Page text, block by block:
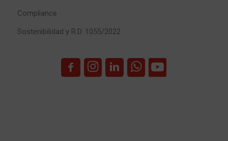
Compliance
Sostenibilidad y R.D. 1055/2022